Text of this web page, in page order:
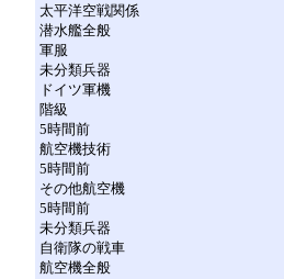
太平洋空戦関係
潜水艦全般
軍服
未分類兵器
ドイツ軍機
階級
5時間前
航空機技術
5時間前
その他航空機
5時間前
未分類兵器
自衛隊の戦車
航空機全般